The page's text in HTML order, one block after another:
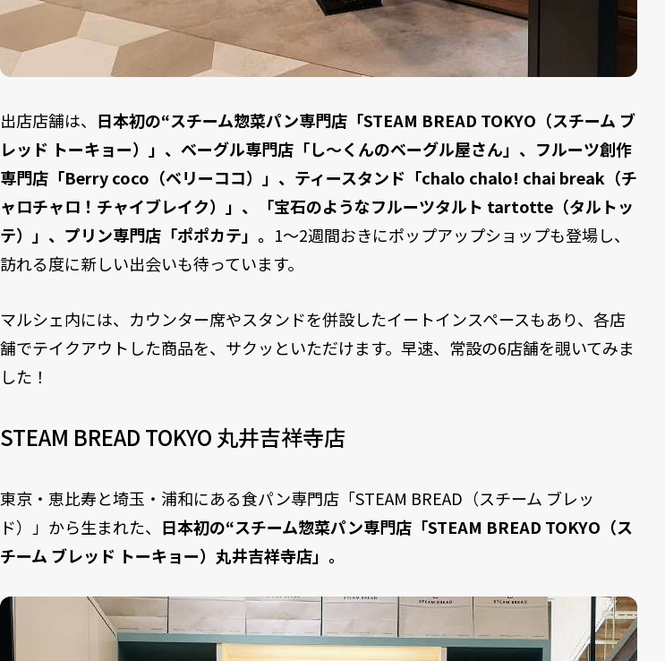
出店店舗は、 日本初の“スチーム惣菜パン専門店「STEAM BREAD TOKYO（スチーム ブ
レッド トーキョー）」、ベーグル専門店「し～くんのベーグル屋さん」、フルーツ創作
専門店「Berry coco（ベリーココ）」、ティースタンド「chalo chalo! chai break（チ
ャロチャロ！チャイブレイク）」、「宝石のようなフルーツタルト tartotte（タルトッ
テ）」、プリン専門店「ポポカテ」。 1～2週間おきにポップアップショップも登場し、
訪れる度に新しい出会いも待っています。
マルシェ内には、カウンター席やスタンドを併設したイートインスペースもあり、各店
舗でテイクアウトした商品を、サクッといただけます。早速、常設の6店舗を覗いてみま
した！
STEAM BREAD TOKYO 丸井吉祥寺店
東京・恵比寿と埼玉・浦和にある食パン専門店「STEAM BREAD（スチーム ブレッ
ド）」から生まれた、 日本初の“スチーム惣菜パン専門店「STEAM BREAD TOKYO（ス
チーム ブレッド トーキョー）丸井吉祥寺店」。